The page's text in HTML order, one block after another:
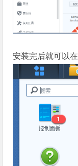
安装完后就可以